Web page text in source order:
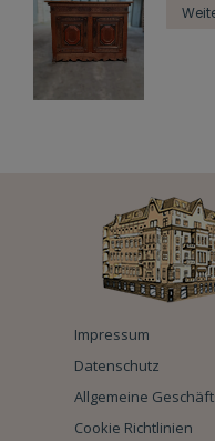
Impressum
Datenschutz
Allgemeine
Cookie Richtlinien